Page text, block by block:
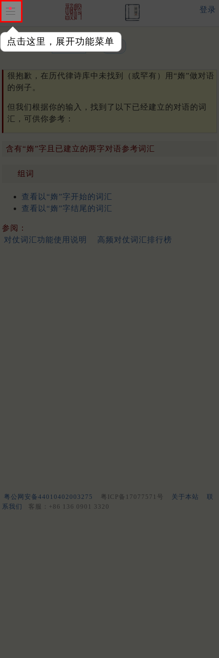
点击这里，展开功能菜单
登录
单字或词汇：
很抱歉，在历代律诗库中未找到（或罕有）用“媠”做对语
的例子。
但我们根据你的输入，找到了以下已经建立的对语的词
汇，可供你参考：
含有“媠”字且已建立的两字对语参考词汇
组词
查看以“媠”字开始的词汇
查看以“媠”字结尾的词汇
参阅：
对仗词汇功能使用说明
高频对仗词汇排行榜
粤公网安备44010402003275 粤ICP备17077571号 关于本站
联
系我们
客服：+86 136 0901 3320